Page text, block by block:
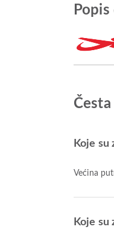
Koje
Većina
Koje